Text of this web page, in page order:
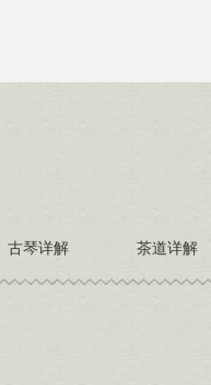
古琴详解 茶道详解